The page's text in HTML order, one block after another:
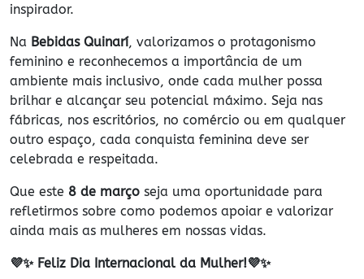
inspirador.
Na Bebidas Quinarí, valorizamos o protagonismo
feminino e reconhecemos a importância de um
ambiente mais inclusivo, onde cada mulher possa
brilhar e alcançar seu potencial máximo. Seja nas
fábricas, nos escritórios, no comércio ou em qualquer
outro espaço, cada conquista feminina deve ser
celebrada e respeitada.
Que este 8 de março seja uma oportunidade para
refletirmos sobre como podemos apoiar e valorizar
ainda mais as mulheres em nossas vidas.
💜✨ Feliz Dia Internacional da Mulher!💜✨